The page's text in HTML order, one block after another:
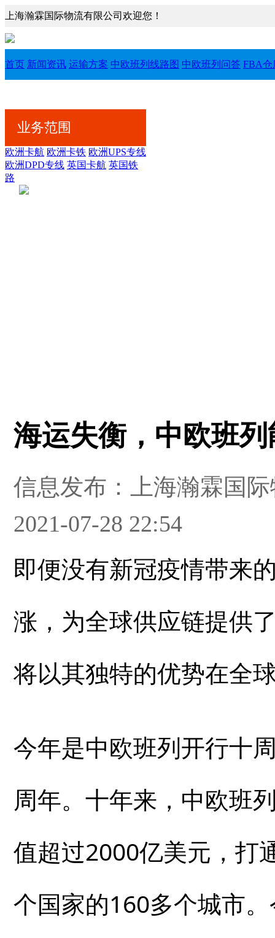
上海瀚霖国际物流有限公司欢迎您！
首页 新闻资讯 运输方案 中欧班列线路图 中欧班列问答 FBA仓
业务范围
欧洲卡航 欧洲卡铁 欧洲UPS专线
欧洲DPD专线 英国卡航 英国铁
路
海运失衡，中欧班
信息发布：上海瀚霖国
2021-07-28 22:54
即便没有新冠疫情带来
涨，为全球供应链提供
将以其独特的优势在全
今年是中欧班列开行十
周年。十年来，中欧班
值超过2000亿美元，打
个国家的160多个城市